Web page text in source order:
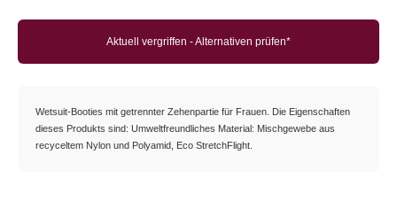
Aktuell vergriffen - Alternativen prüfen*
Wetsuit-Booties mit getrennter Zehenpartie für Frauen. Die Eigenschaften
dieses Produkts sind: Umweltfreundliches Material: Mischgewebe aus
recyceltem Nylon und Polyamid, Eco StretchFlight.